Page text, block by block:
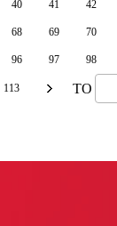
40 41 42
68 69 70
96 97 98
113 TO